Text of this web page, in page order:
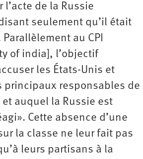
l’acte de la Russie
seulement qu’il était
au CPI
of india], l’objectif
les États-Unis et
principaux responsables de
auquel la Russie est
Cette absence d’une
la classe ne leur fait pas
leurs partisans à la